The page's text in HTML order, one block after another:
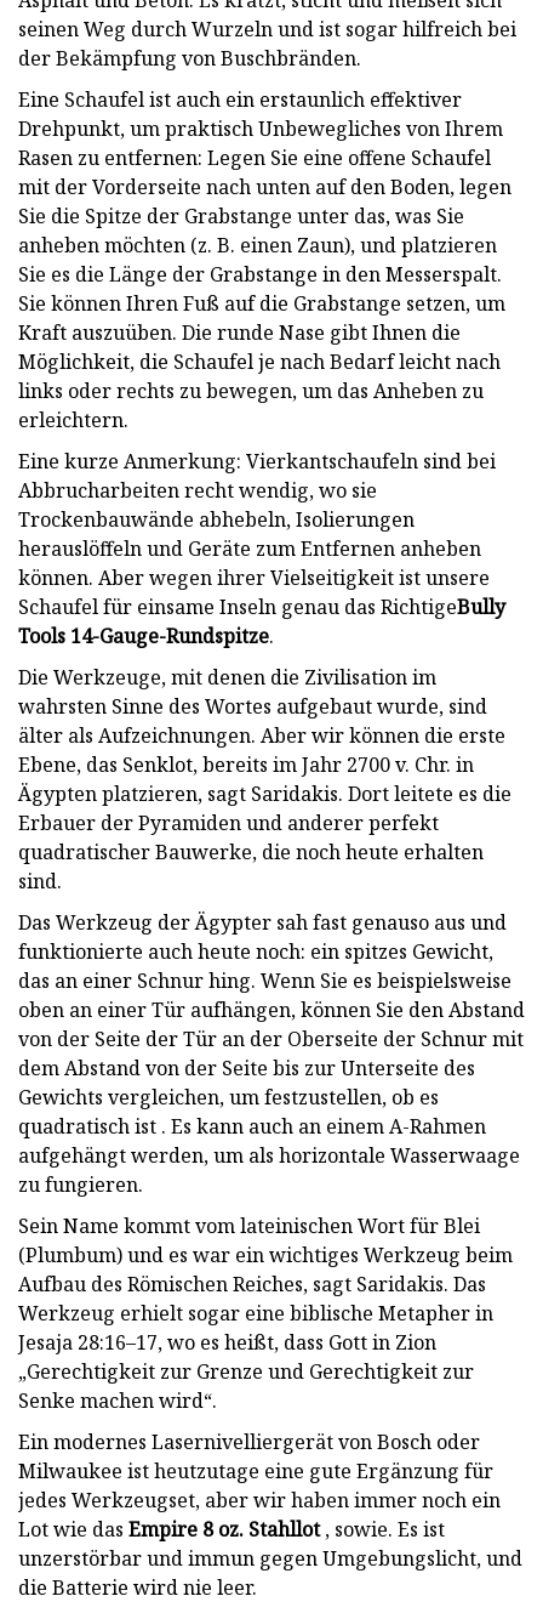
seinen Weg durch Wurzeln und ist sogar hilfreich bei
der Bekämpfung von Buschbränden.
Eine Schaufel ist auch ein erstaunlich effektiver
Drehpunkt, um praktisch Unbewegliches von Ihrem
Rasen zu entfernen: Legen Sie eine offene Schaufel
mit der Vorderseite nach unten auf den Boden, legen
Sie die Spitze der Grabstange unter das, was Sie
anheben möchten (z. B. einen Zaun), und platzieren
Sie es die Länge der Grabstange in den Messerspalt.
Sie können Ihren Fuß auf die Grabstange setzen, um
Kraft auszuüben. Die runde Nase gibt Ihnen die
Möglichkeit, die Schaufel je nach Bedarf leicht nach
links oder rechts zu bewegen, um das Anheben zu
erleichtern.
Eine kurze Anmerkung: Vierkantschaufeln sind bei
Abbrucharbeiten recht wendig, wo sie
Trockenbauwände abhebeln, Isolierungen
herauslöffeln und Geräte zum Entfernen anheben
können. Aber wegen ihrer Vielseitigkeit ist unsere
Schaufel für einsame Inseln genau das RichtigeBully
Tools 14-Gauge-Rundspitze.
Die Werkzeuge, mit denen die Zivilisation im
wahrsten Sinne des Wortes aufgebaut wurde, sind
älter als Aufzeichnungen. Aber wir können die erste
Ebene, das Senklot, bereits im Jahr 2700 v. Chr. in
Ägypten platzieren, sagt Saridakis. Dort leitete es die
Erbauer der Pyramiden und anderer perfekt
quadratischer Bauwerke, die noch heute erhalten
sind.
Das Werkzeug der Ägypter sah fast genauso aus und
funktionierte auch heute noch: ein spitzes Gewicht,
das an einer Schnur hing. Wenn Sie es beispielsweise
oben an einer Tür aufhängen, können Sie den Abstand
von der Seite der Tür an der Oberseite der Schnur mit
dem Abstand von der Seite bis zur Unterseite des
Gewichts vergleichen, um festzustellen, ob es
quadratisch ist . Es kann auch an einem A-Rahmen
aufgehängt werden, um als horizontale Wasserwaage
zu fungieren.
Sein Name kommt vom lateinischen Wort für Blei
(Plumbum) und es war ein wichtiges Werkzeug beim
Aufbau des Römischen Reiches, sagt Saridakis. Das
Werkzeug erhielt sogar eine biblische Metapher in
Jesaja 28:16–17, wo es heißt, dass Gott in Zion
„Gerechtigkeit zur Grenze und Gerechtigkeit zur
Senke machen wird“.
Ein modernes Lasernivelliergerät von Bosch oder
Milwaukee ist heutzutage eine gute Ergänzung für
jedes Werkzeugset, aber wir haben immer noch ein
Lot wie das Empire 8 oz. Stahllot, sowie. Es ist
unzerstörbar und immun gegen Umgebungslicht, und
die Batterie wird nie leer.